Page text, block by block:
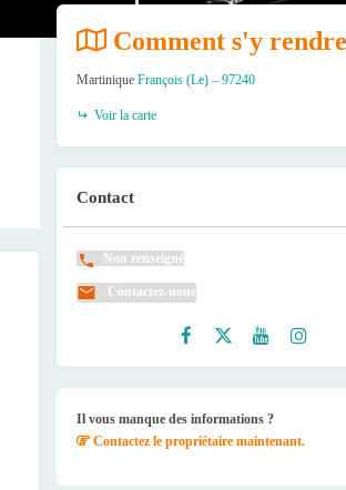
Comment s'y
Martinique François (Le) – 97240
Voir la carte
Contact
Non renseigné
Contactez-nous
Il vous manque des informations ?
Contactez le propriétaire maintenant.